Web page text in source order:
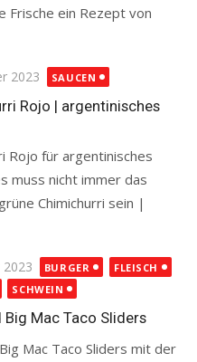
Frische ein Rezept von
2023 SAUCEN
Rojo | argentinisches
Rojo für argentinisches
muss nicht immer das
Chimichurri sein |
2023 BURGER
FLEISCH
SCHWEIN
Big Mac Taco Sliders
Mac Taco Sliders mit der